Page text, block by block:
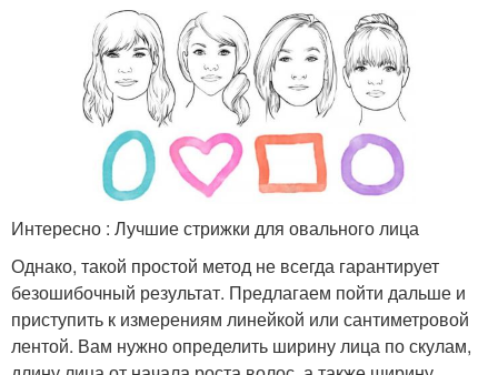
Интересно : Лучшие стрижки для овального лица
Однако, такой простой метод не всегда гарантирует
безошибочный результат. Предлагаем пойти дальше и
приступить к измерениям линейкой или сантиметровой
лентой. Вам нужно определить ширину лица по скулам,